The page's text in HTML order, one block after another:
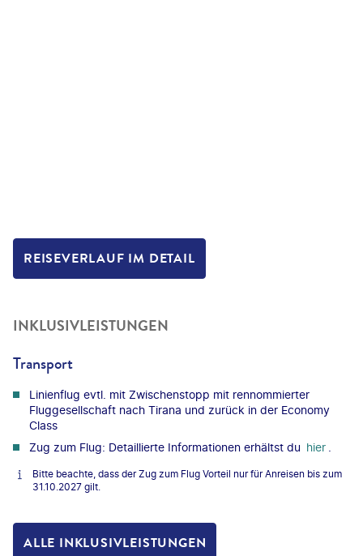
REISEVERLAUF IM DETAIL
INKLUSIVLEISTUNGEN
Transport
Linienflug evtl. mit Zwischenstopp mit rennommierter
Fluggesellschaft nach Tirana und zurück in der Economy
Class
Zug zum Flug: Detaillierte Informationen erhältst du hier
Bitte beachte, dass der Zug zum Flug Vorteil nur für Anreisen bis zum
31.10.2027 gilt.
ALLE INKLUSIVLEISTUNGEN